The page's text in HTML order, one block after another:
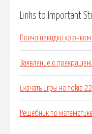
Links to Important
Пончо накидки
Заявление о
Скачать игры на nokia
Решебник по